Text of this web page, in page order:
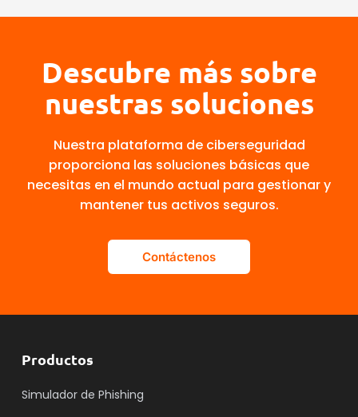
Descubre más sobre
nuestras soluciones
Nuestra plataforma de ciberseguridad
proporciona las soluciones básicas que
necesitas en el mundo actual para gestionar y
mantener tus activos seguros.
Contáctenos
Productos
Simulador de Phishing